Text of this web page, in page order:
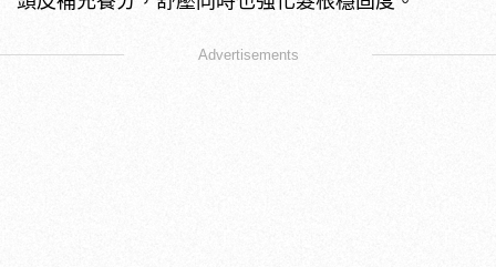
Advertisements